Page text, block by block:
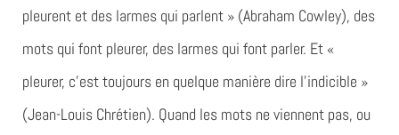
pleurent et des larmes qui parlent » (Abraham Cowley), des
mots qui font pleurer, des larmes qui font parler. Et «
pleurer, c’est toujours en quelque manière dire l’indicible »
(Jean-Louis Chrétien). Quand les mots ne viennent pas, ou